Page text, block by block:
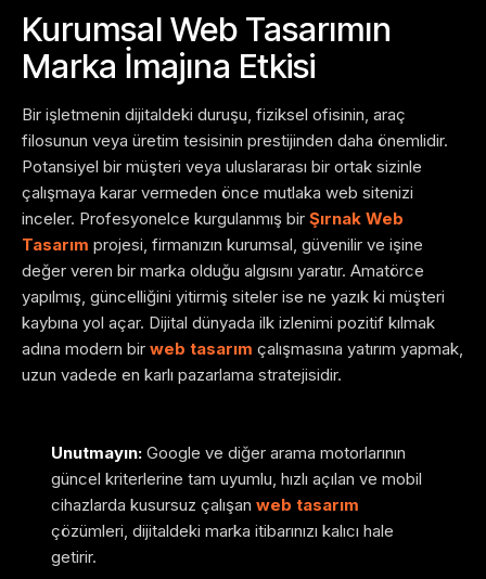
Kurumsal Web Tasarımın
Marka İmajına Etkisi
Bir işletmenin dijitaldeki duruşu, fiziksel ofisinin, araç
filosunun veya üretim tesisinin prestijinden daha önemlidir.
Potansiyel bir müşteri veya uluslararası bir ortak sizinle
çalışmaya karar vermeden önce mutlaka web sitenizi
inceler. Profesyonelce kurgulanmış bir Şırnak Web
Tasarım projesi, firmanızın kurumsal, güvenilir ve işine
değer veren bir marka olduğu algısını yaratır. Amatörce
yapılmış, güncelliğini yitirmiş siteler ise ne yazık ki müşteri
kaybına yol açar. Dijital dünyada ilk izlenimi pozitif kılmak
adına modern bir web tasarım çalışmasına yatırım yapmak,
uzun vadede en karlı pazarlama stratejisidir.
Unutmayın: Google ve diğer arama motorlarının
güncel kriterlerine tam uyumlu, hızlı açılan ve mobil
cihazlarda kusursuz çalışan web tasarım
çözümleri, dijitaldeki marka itibarınızı kalıcı hale
getirir.